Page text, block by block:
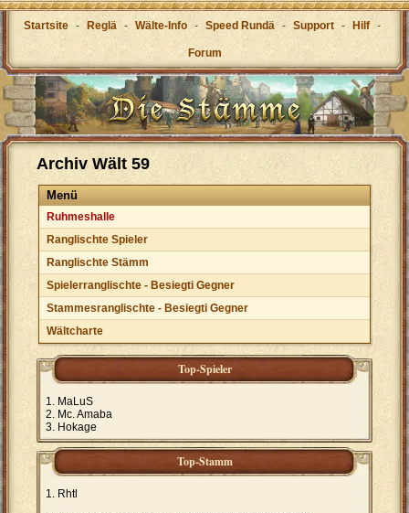
Startsite - Reglä - Wälte-Info - Speed Rundä - Support - Hilf -
Forum
Archiv Wält 59
Menü
Ruhmeshalle
Ranglischte Spieler
Ranglischte Stämm
Spielerranglischte - Besiegti Gegner
Stammesranglischte - Besiegti Gegner
Wältcharte
Top-Spieler
MaLuS
Mc. Amaba
Hokage
Top-Stamm
Rhtl